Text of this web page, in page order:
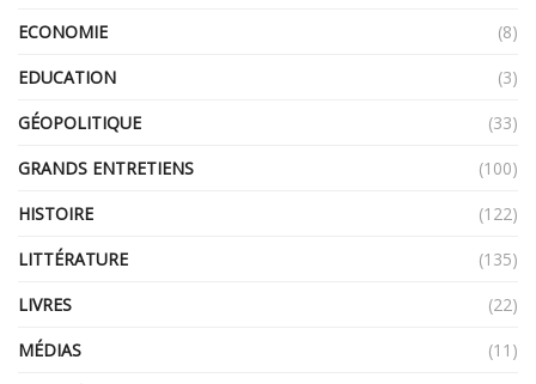
ECONOMIE
(8)
EDUCATION
(3)
GÉOPOLITIQUE
(33)
GRANDS ENTRETIENS
(100)
HISTOIRE
(122)
LITTÉRATURE
(135)
LIVRES
(22)
MÉDIAS
(11)